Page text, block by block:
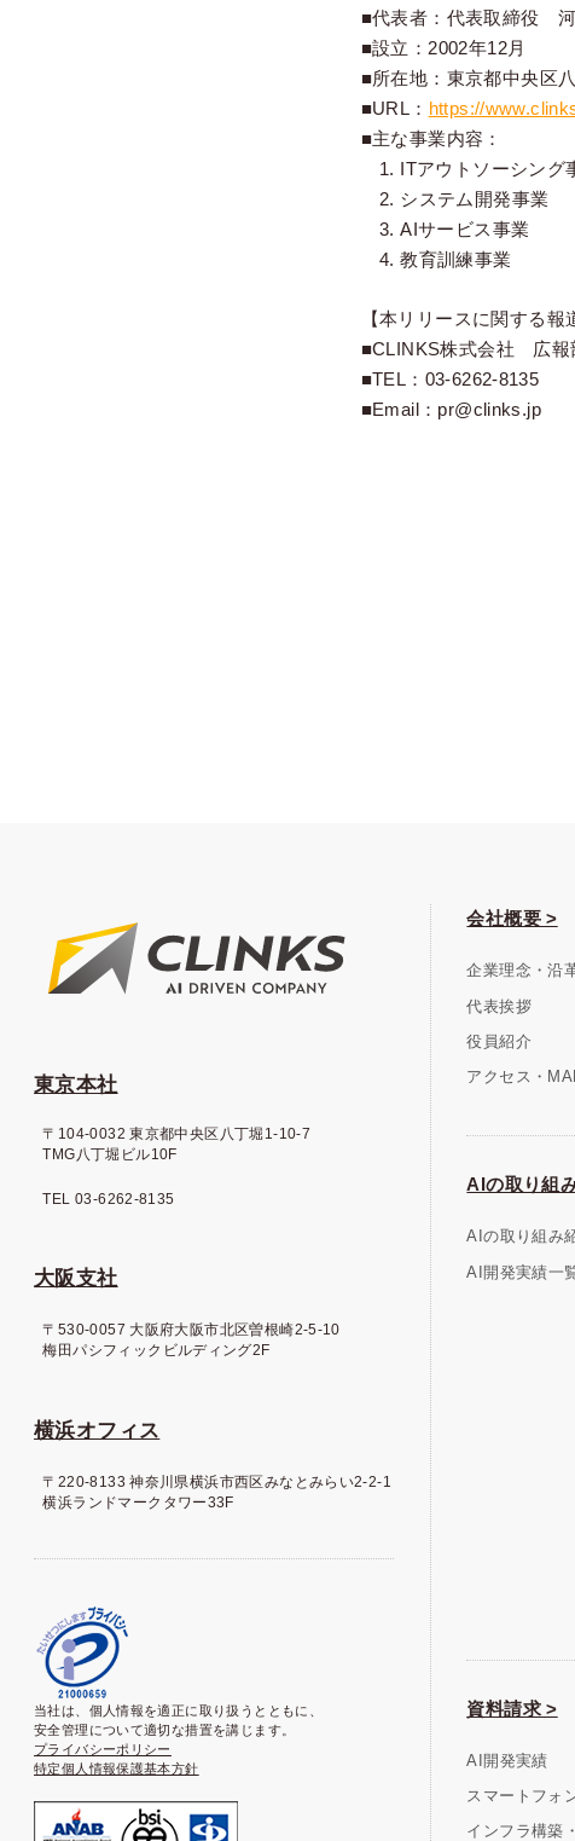
■代表者：代表取締役
■設立：2002年12月
■所在地：東京都中央区
■URL： https://
■主な事業内容：
1. ITアウトソーシング
2. システム開発事業
3. AIサービス事業
4. 教育訓練事業
【本リリースに関する報
■CLINKS株式会社 広報
■TEL：03-6262-8135
■Email：pr@clinks.jp
東京本社
〒104-0032 東京都中央区八丁堀1-10-7
TMG八丁堀ビル10F
TEL 03-6262-8135
大阪支社
〒530-0057 大阪府大阪市北区曽根崎2-5-10
梅田パシフィックビルディング2F
横浜オフィス
〒220-8133 神奈川県横浜市西区みなとみらい2-2-1
横浜ランドマークタワー33F
当社は、個人情報を適正に取り扱うとともに、
安全管理について適切な措置を講じます。
プライバシーポリシー
特定個人情報保護基本方針
会社概要 >
企業理念・沿
代表挨拶
役員紹介
アクセス・
AIの取り組
AIの取り組み
AI開発実績一
資料請求 >
AI開発実績
スマートフォ
インフラ構築